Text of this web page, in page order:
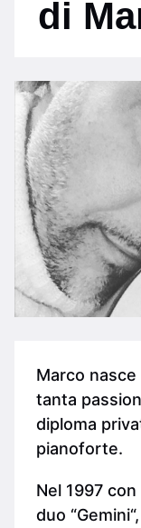
di
Marco nasce
tanta
diploma
pianoforte.
Nel 1997
duo